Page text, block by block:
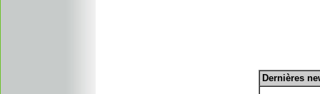
Dernières